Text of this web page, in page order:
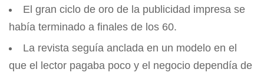
El gran ciclo de oro de la publicidad impresa se
había terminado a finales de los 60.
La revista seguía anclada en un modelo en el
que el lector pagaba poco y el negocio dependía de